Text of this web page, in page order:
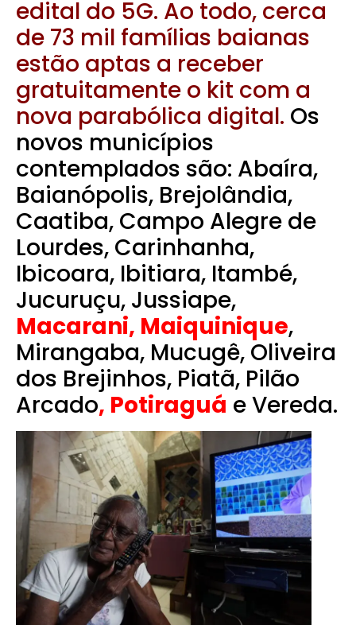
edital do 5G. Ao todo, cerca
de 73 mil famílias baianas
estão aptas a receber
gratuitamente o kit com a
nova parabólica digital. Os
novos municípios
contemplados são: Abaíra,
Baianópolis, Brejolândia,
Caatiba, Campo Alegre de
Lourdes, Carinhanha,
Ibicoara, Ibitiara, Itambé,
Jucuruçu, Jussiape,
Macarani, Maiquinique,
Mirangaba, Mucugê, Oliveira
dos Brejinhos, Piatã, Pilão
Arcado, Potiraguá e Vereda.